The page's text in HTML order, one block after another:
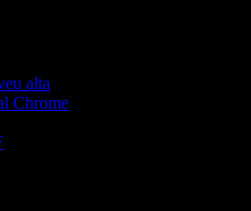
alta
Chrome